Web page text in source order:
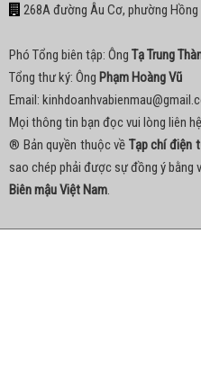
268A đường Âu Cơ, phường Hồng
Phó Tổng biên tập: Ông Tạ Trung
Tổng thư ký: Ông Phạm Hoàng Vũ
Email:
Mọi thông tin bạn đọc vui lòng liên
® Bản quyền thuộc về Tạp chí điện
sao chép phải được sự đồng ý bằng
Biên mậu Việt Nam